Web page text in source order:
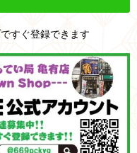
すぐ登録できます